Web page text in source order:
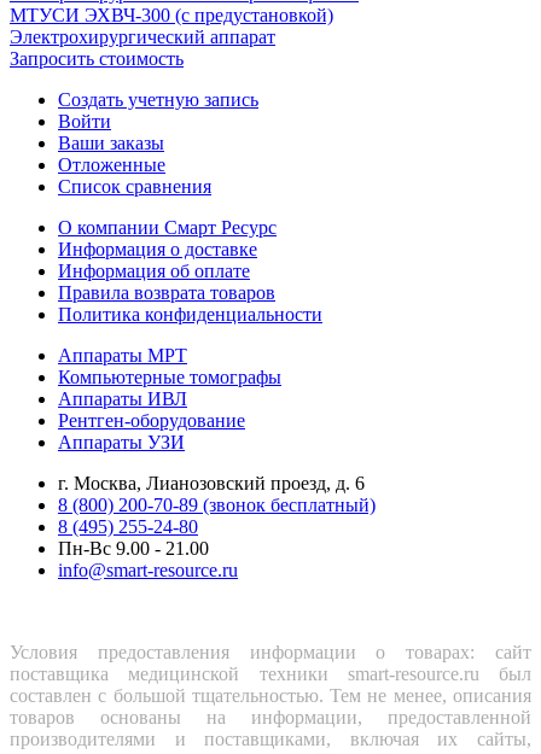
МТУСИ ЭХВЧ-300 (с предустановкой)
Электрохирургический аппарат
Запросить стоимость
Создать учетную запись
Войти
Ваши заказы
Отложенные
Список сравнения
О компании Смарт Ресурс
Информация о доставке
Информация об оплате
Правила возврата товаров
Политика конфиденциальности
Аппараты МРТ
Компьютерные томографы
Аппараты ИВЛ
Рентген-оборудование
Аппараты УЗИ
г. Москва, Лианозовский проезд, д. 6
8 (800) 200-70-89 (звонок бесплатный)
8 (495) 255-24-80
Пн-Вс 9.00 - 21.00
info@smart-resource.ru
Условия предоставления информации о товарах: сайт
поставщика медицинской техники smart-resource.ru был
составлен с большой тщательностью. Тем не менее, описания
товаров основаны на информации, предоставленной
производителями и поставщиками, включая их сайты,